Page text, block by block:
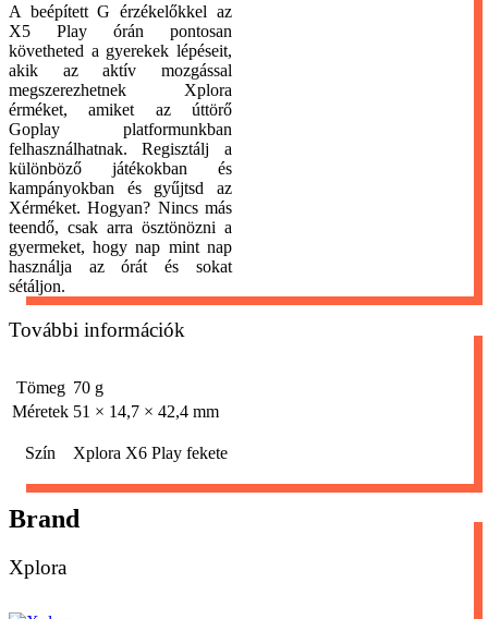
A beépített G érzékelőkkel az
X5 Play órán pontosan
követheted a gyerekek lépéseit,
akik az aktív mozgással
megszerezhetnek Xplora
érméket, amiket az úttörő
Goplay platformunkban
felhasználhatnak. Regisztálj a
különböző játékokban és
kampányokban és gyűjtsd az
Xérméket. Hogyan? Nincs más
teendő, csak arra ösztönözni a
gyermeket, hogy nap mint nap
használja az órát és sokat
sétáljon.
További információk
Tömeg 70 g
Méretek 51 × 14,7 × 42,4 mm
Szín Xplora X6 Play fekete
Brand
Xplora